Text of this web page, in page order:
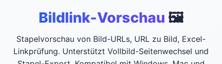
Bildlink-Vorschau 🖼️
Stapelvorschau von Bild-URLs, URL zu Bild, Excel-
Linkprüfung. Unterstützt Vollbild-Seitenwechsel und